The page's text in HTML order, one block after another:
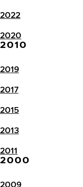
2022
2020
2010
2019
2017
2015
2013
2011
2000
2009